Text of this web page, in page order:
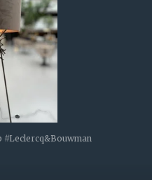
#Leclercq&Bouwman